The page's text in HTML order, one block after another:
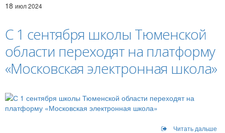
18 июл 2024
С 1 сентября школы Тюменской
области переходят на платформу
«Московская электронная школа»
Читать дальше